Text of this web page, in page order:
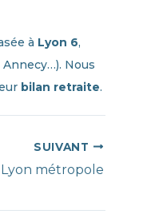
à Lyon 6,
Nous
bilan retraite.
SUIVANT
métropole